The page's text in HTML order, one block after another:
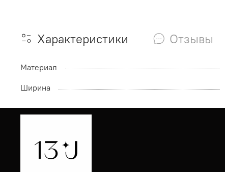
Характеристики Отзывы
Материал
Ширина